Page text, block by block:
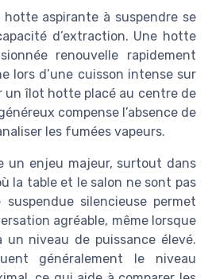
hotte aspirante à suspendre se
d’extraction. Une hotte
renouvelle rapidement
lors d’une cuisson intense sur
un îlot hotte placé au centre de
compense l’absence de
les fumées vapeurs.
un enjeu majeur, surtout dans
la table et le salon ne sont pas
silencieuse permet
agréable, même lorsque
un niveau de puissance élevé.
généralement le niveau